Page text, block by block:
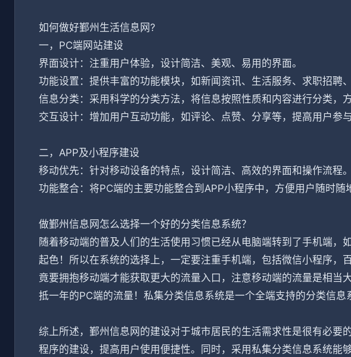
如何做好鄞州生活信息网?
一，PC端网站建设
界面设计：注重用户体验，设计简洁、美观、易用的界面。
功能设置：提供丰富的功能模块，如新闻资讯、生活服务、求职招聘
信息分类：采用科学的分类方法，将信息按照性质和内容进行分类，
交互设计：增加用户互动功能，如评论、点赞、分享等，提高用户参与
二，APP及小程序建设
移动优先：针对移动设备的特点，设计简洁、高效的界面和操作流程。
功能整合：将PC端的主要功能整合到APP小程序中，方便用户随时随
做鄞州信息网怎么选择一个好的分类信息系统？
随着移动端的普及人们的生活使用习惯已经从电脑端转到了手机端，
起色！所以在系统的选择上，一定要注重手机端，包括微信小程序，
竟要拥抱移动端才能获取更大的流量入口，注意移动端的流量是相当
抵一年的PC端的流量！私集分类信息系统是一个全端支持的分类信息
综上所述，鄞州信息网的建设对于城市居民的生活需求性是很有必要
程序的建设，提高用户使用便捷性。同时，采用私集分类信息系统能